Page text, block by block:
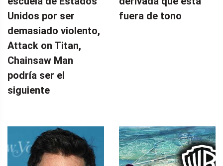
Unidos por ser
demasiado violento,
Attack on Titan,
Chainsaw Man
podría ser el
siguiente
fuera de tono